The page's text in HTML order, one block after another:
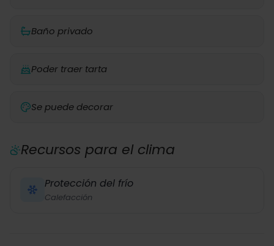
Baño privado
Poder traer tarta
Se puede decorar
Recursos para el clima
Protección del frío
Calefacción